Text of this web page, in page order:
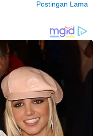
Postingan Lama